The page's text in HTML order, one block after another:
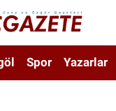
Spor Yazarlar